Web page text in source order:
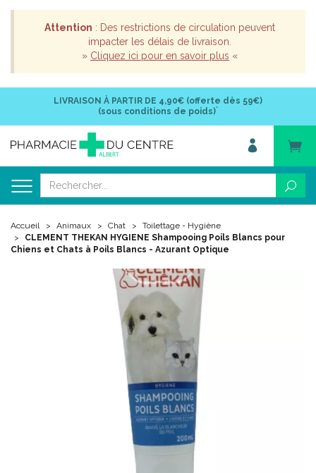
Attention : Des restrictions de circulation peuvent
impacter les délais de livraison.
» Cliquez ici pour en savoir plus «
LIVRAISON À PARTIR DE 4,90€ (offerte dès 59€)
(sous conditions de poids)*
Accueil Animaux Chat
Toilettage - Hygiène
CLEMENT THEKAN HYGIENE Shampooing Poils Blancs pour
Chiens et Chats à Poils Blancs - Azurant Optique